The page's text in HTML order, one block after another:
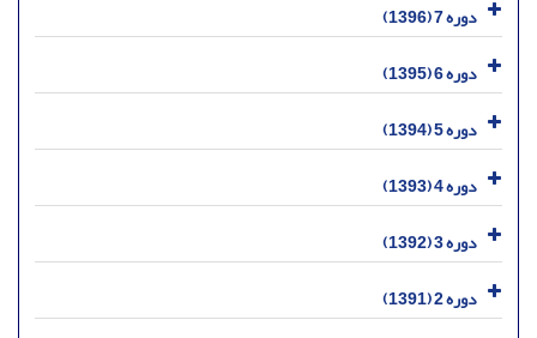
دوره 7 (1396)
دوره 6 (1395)
دوره 5 (1394)
دوره 4 (1393)
دوره 3 (1392)
دوره 2 (1391)